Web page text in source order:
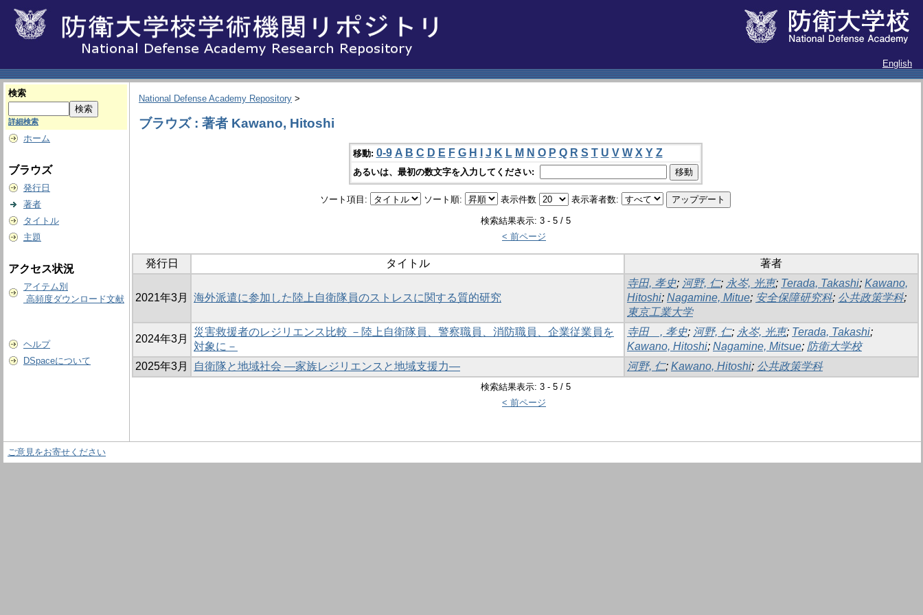
English
検索
詳細検索
ホーム
ブラウズ
発行日
著者
タイトル
主題
アクセス状況
アイテム別
高頻度ダウンロード文献
ヘルプ
DSpaceについて
National Defense Academy Repository >
ブラウズ : 著者 Kawano, Hitoshi
移動: 0-9 A B C D E F G H J K L M N O P Q R S T U V W X Y Z
あるいは、最初の数文字を入力してください:
ソート項目: ソート順: 表示件数 表示著者数:
検索結果表示: 3 - 5 / 5
< 前ページ
発行日 タイトル 著者
2021年3月 海外派遣に参加した陸上自衛隊員のストレスに関する質的研究
寺田, 孝史; 河野, 仁; 永岑, 光恵; Terada, Takashi; Kawano,
Hitoshi; Nagamine, Mitue; 安全保障研究科; 公共政策学科;
東京工業大学
2024年3月
災害救援者のレジリエンス比較 －陸上自衛隊員、警察職員、消防職員、企業従業員を
対象に－
寺田 , 孝史; 河野, 仁; 永岑, 光恵; Terada, Takashi;
Kawano, Hitoshi; Nagamine, Mitsue; 防衛大学校
2025年3月
自衛隊と地域社会 ―家族レジリエンスと地域支援力― 河野, 仁; Kawano, Hitoshi; 公共政策学科
検索結果表示: 3 - 5 / 5
< 前ページ
ご意見をお寄せください